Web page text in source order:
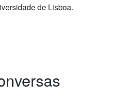
de Lisboa.